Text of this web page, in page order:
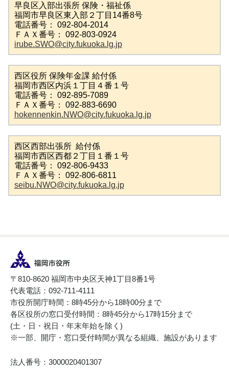
早良区入部出張所 保険・福祉係
福岡市早良区東入部２丁目14番8号
電話番号： 092-804-2014
ＦＡＸ番号： 092-803-0924
irube.SWO@city.fukuoka.lg.jp
西区役所 保険年金課 給付係
福岡市西区内浜１丁目４番１号
電話番号： 092-895-7089
ＦＡＸ番号： 092-883-6690
hokennenkin.NWO@city.fukuoka.lg.jp
西区西部出張所 給付係
福岡市西区西都２丁目１番１号
電話番号： 092-806-9433
ＦＡＸ番号： 092-806-6811
seibu.NWO@city.fukuoka.lg.jp
〒810-8620 福岡市中央区天神1丁目8番1号
代表電話：092-711-4111
市役所開庁時間：8時45分から18時00分まで
各区役所の窓口受付時間：8時45分から17時15分まで
(土・日・祝日・年末年始を除く)
※一部、開庁・窓口受付時間が異なる組織、施設があります
法人番号：3000020401307